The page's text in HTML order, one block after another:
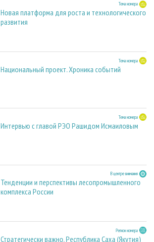
Тема номера
Новая платформа для роста и технологического
развития
Тема номера
Национальный проект. Хроника событий
Тема номера
Интервью с главой РЭО Рашидом Исмаиловым
В центре внимания
Тенденции и перспективы лесопромышленного
комплекса России
Регион номера
Стратегически важно. Республика Саха (Якутия)